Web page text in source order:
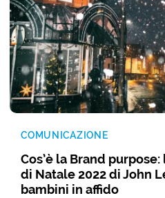
COMUNICAZIONE
Cos’è la Brand
di Natale 2022 di John
bambini in affido